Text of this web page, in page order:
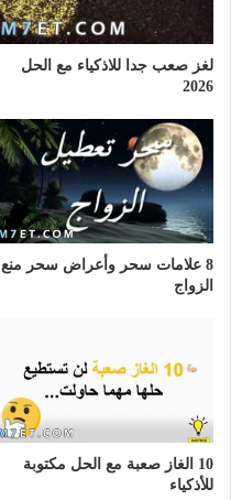
لغز صعب جدا للاذكياء مع الحل
2026
8 علامات سحر وأعراض سحر منع
الزواج
10 الغاز صعبة مع الحل مكتوبة
للأذكياء